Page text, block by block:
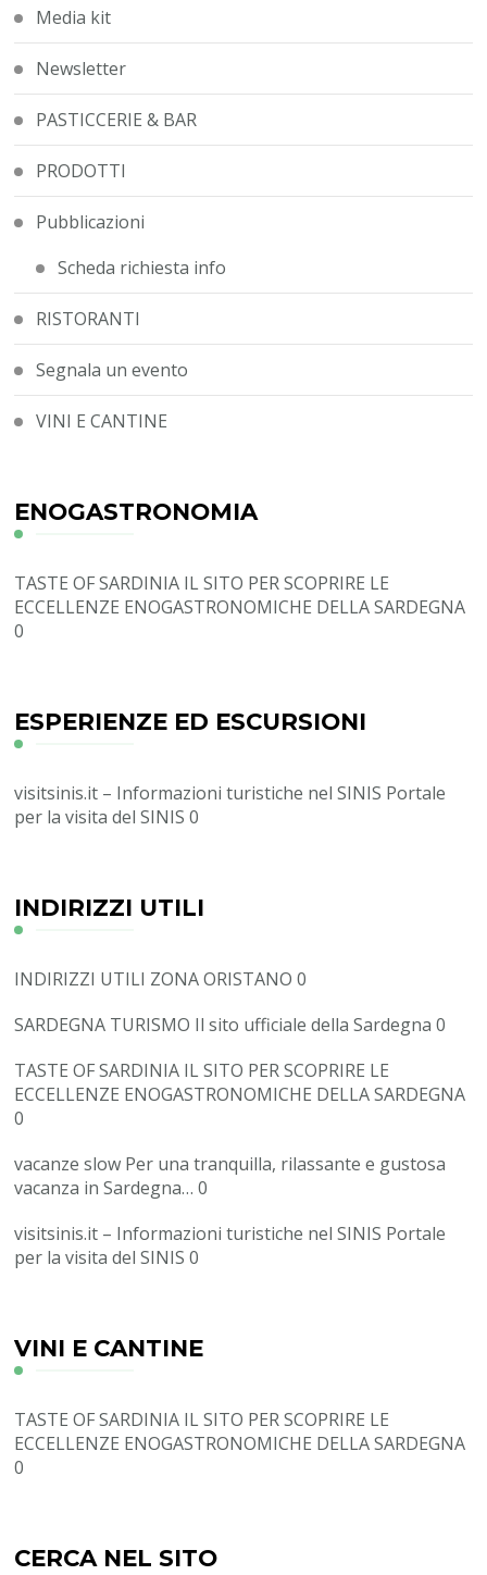
Media kit
Newsletter
PASTICCERIE & BAR
PRODOTTI
Pubblicazioni
Scheda richiesta info
RISTORANTI
Segnala un evento
VINI E CANTINE
ENOGASTRONOMIA
TASTE OF SARDINIA IL SITO PER SCOPRIRE LE
ECCELLENZE ENOGASTRONOMICHE DELLA SARDEGNA
0
ESPERIENZE ED ESCURSIONI
visitsinis.it – Informazioni turistiche nel SINIS Portale
per la visita del SINIS 0
INDIRIZZI UTILI
INDIRIZZI UTILI ZONA ORISTANO 0
SARDEGNA TURISMO Il sito ufficiale della Sardegna 0
TASTE OF SARDINIA IL SITO PER SCOPRIRE LE
ECCELLENZE ENOGASTRONOMICHE DELLA SARDEGNA
0
vacanze slow Per una tranquilla, rilassante e gustosa
vacanza in Sardegna… 0
visitsinis.it – Informazioni turistiche nel SINIS Portale
per la visita del SINIS 0
VINI E CANTINE
TASTE OF SARDINIA IL SITO PER SCOPRIRE LE
ECCELLENZE ENOGASTRONOMICHE DELLA SARDEGNA
0
CERCA NEL SITO